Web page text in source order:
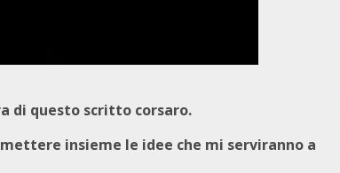
di questo scritto corsaro.
insieme le idee che mi serviranno a